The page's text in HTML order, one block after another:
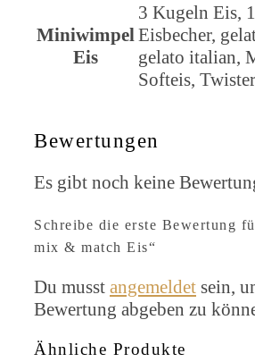
Miniwimpel
Eis
3 Kugeln Eis,
Eisbecher,
gelato italian,
Softeis,
Bewertungen
Es gibt noch keine
Schreibe die erste Bewertung
mix & match Eis“
Du musst angemeldet sein,
Bewertung abgeben zu
Ähnliche Produkte